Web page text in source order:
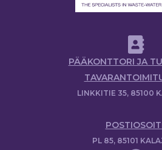
PÄÄKONTTORI JA
LINKKITIE 35, 85100
PL 85, 85101